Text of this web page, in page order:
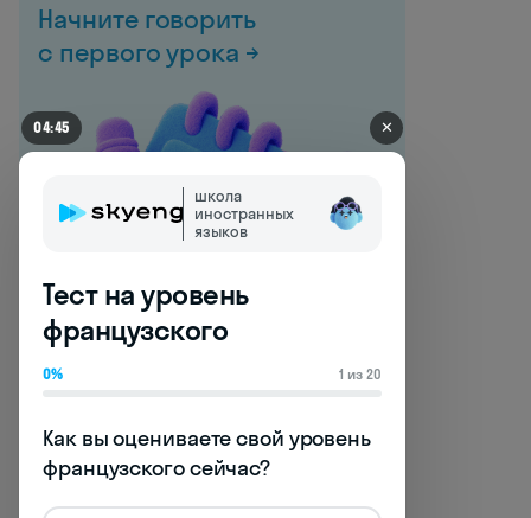
Начните говорить
с первого урока →
Уровень начинающий
(A1)
На начальном уровне достаточно
сконцентрироваться на базовой
информации:
04:45 ✕
школа
иностранных
языков
Тест на уровень
французского
0% 1 из 20
Как вы оцениваете свой уровень
французского сейчас?